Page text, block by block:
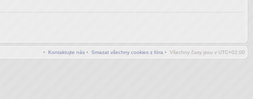
• Všechny časy jsou v UTC+02:00
• Smazat všechny cookies z fóra
• Kontaktujte nás